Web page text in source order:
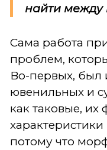
найти между
Сама работа
проблем,
Во-первых, был
ювенильных и
как таковые, их
потому что